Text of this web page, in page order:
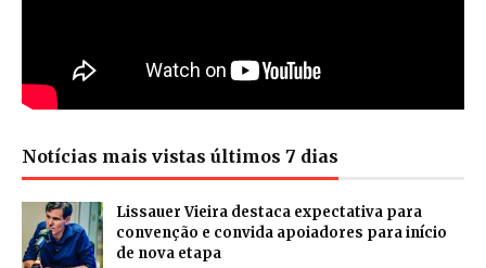
Notícias mais vistas últimos 7 dias
Lissauer Vieira destaca expectativa para
convenção e convida apoiadores para início
de nova etapa